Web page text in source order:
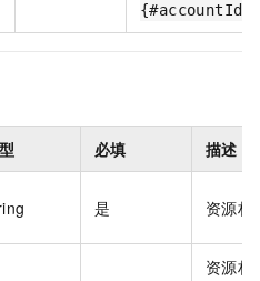
必填 描述
是 资源栈
资源栈